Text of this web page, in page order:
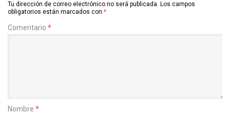
Tu dirección de correo electrónico no será publicada. Los campos
obligatorios están marcados con *
Comentario *
Nombre *